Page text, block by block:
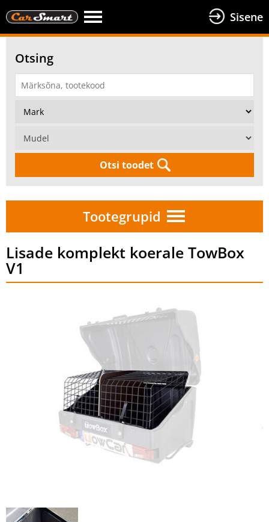
Sisene
Otsing
Otsi toodet
Tootegrupid
Lisade komplekt koerale TowBox
V1